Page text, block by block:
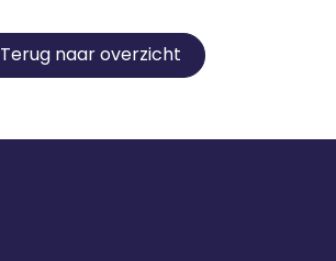
Terug naar overzicht